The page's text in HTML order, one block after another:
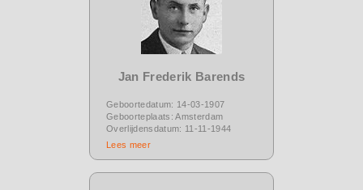
Jan Frederik Barends
Geboortedatum: 14-03-1907
Geboorteplaats: Amsterdam
Overlijdensdatum: 11-11-1944
Lees meer